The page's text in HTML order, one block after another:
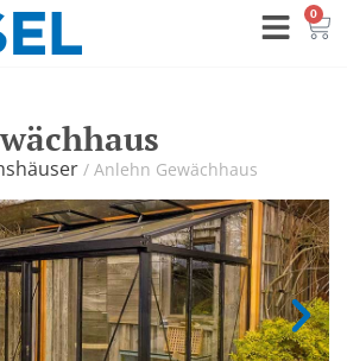
0
/ Anlehn Gewächhaus